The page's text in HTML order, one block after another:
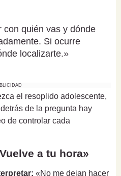
con quién vas y dónde
Si ocurre
localizarte.»
el resoplido adolescente,
de la pregunta hay
de controlar cada
a tu hora»
«No me dejan hacer